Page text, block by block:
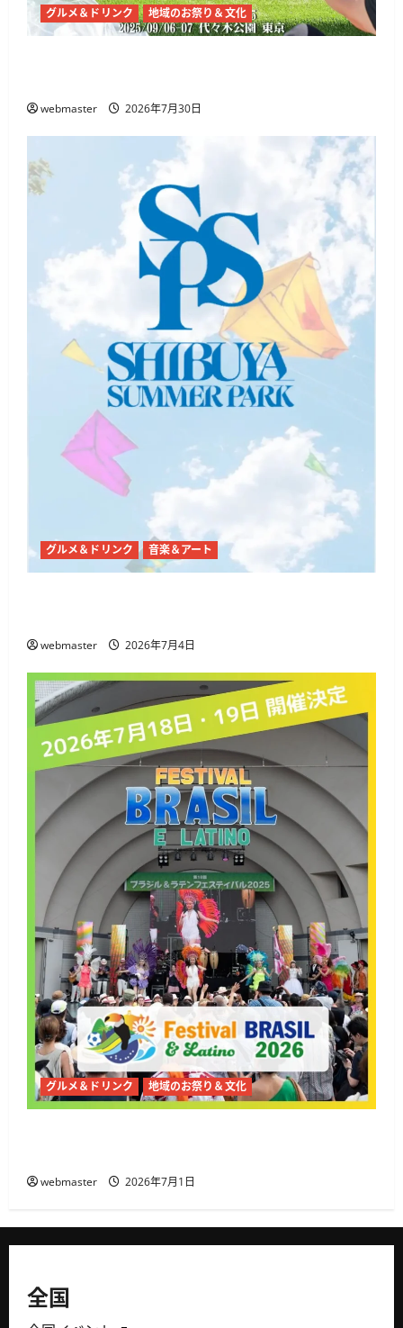
グルメ＆ドリンク 地域のお祭り＆文化
webmaster 2026年7月30日
グルメ＆ドリンク 音楽＆アート
webmaster 2026年7月4日
グルメ＆ドリンク 地域のお祭り＆文化
webmaster 2026年7月1日
全国